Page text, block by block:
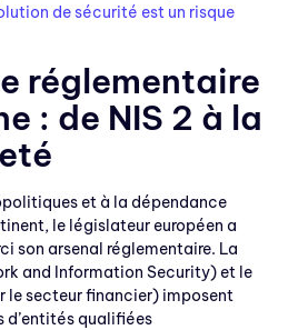
de sécurité est un risque
réglementaire
: de NIS 2 à la
et à la dépendance
le législateur européen a
son arsenal réglementaire. La
and Information Security) et le
le secteur financier) imposent
d’entités qualifiées